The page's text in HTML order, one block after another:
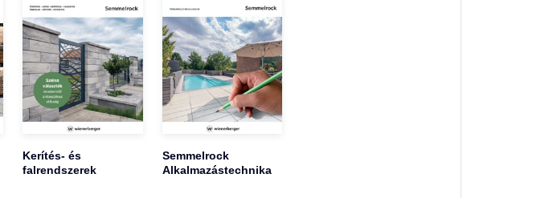
Kerítés- és
falrendszerek
Semmelrock
Alkalmazástechnika